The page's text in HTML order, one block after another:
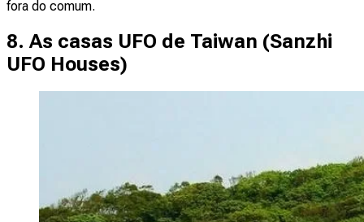
fora do comum.
8. As casas UFO de Taiwan (Sanzhi
UFO Houses)